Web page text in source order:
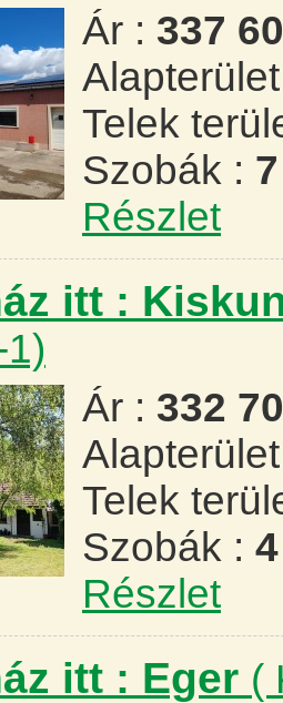
Ár : 337
Telek
Szobák : 7
Részlet
itt :
Ár : 332
Telek
Szobák : 4
Részlet
itt : Eger (